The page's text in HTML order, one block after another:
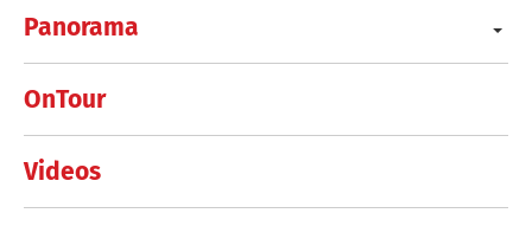
Panorama
OnTour
Videos